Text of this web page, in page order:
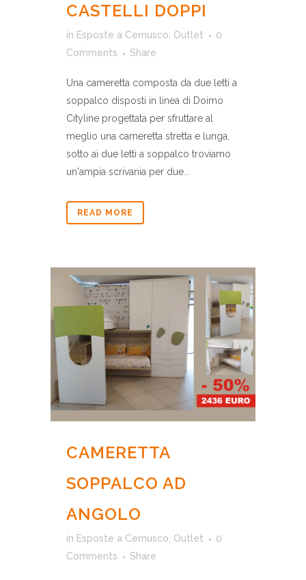
CASTELLI DOPPI
in Esposte a Cernusco Outlet
0
Comments
Share
Una cameretta composta da due letti a
soppalco disposti in linea di Doimo
Cityline progettata per sfruttare al
meglio una cameretta stretta e lunga,
sotto ai due letti a soppalco troviamo
un'ampia scrivania per due...
READ MORE
CAMERETTA
SOPPALCO AD
ANGOLO
in Esposte a Cernusco Outlet
0
Comments
Share